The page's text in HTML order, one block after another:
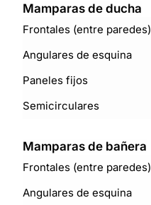
Mamparas de ducha
Frontales (entre paredes)
Angulares de esquina
Paneles fijos
Semicirculares
Mamparas de bañera
Frontales (entre paredes)
Angulares de esquina